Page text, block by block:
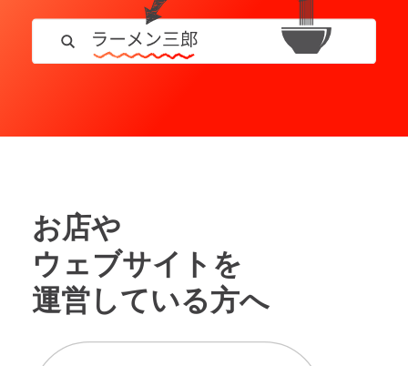
お店や
ウェブサイトを
運営している方へ